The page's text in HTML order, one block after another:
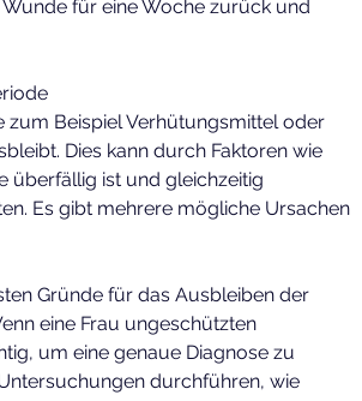
für eine Woche zurück und
zum Beispiel Verhütungsmittel oder
Dies kann durch Faktoren wie
überfällig ist und gleichzeitig
Es gibt mehrere mögliche Ursachen
Gründe für das Ausbleiben der
eine Frau ungeschützten
um eine genaue Diagnose zu
durchführen, wie